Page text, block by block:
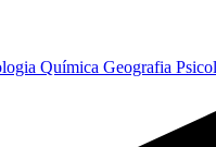
Química Geografia